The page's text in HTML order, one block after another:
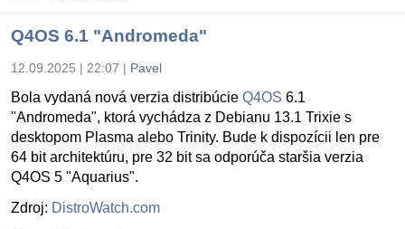
Q4OS 6.1 "Andromeda"
12.09.2025 | 22:07 | Pavel
Bola vydaná nová verzia distribúcie Q4OS 6.1
"Andromeda", ktorá vychádza z Debianu 13.1 Trixie s
desktopom Plasma alebo Trinity. Bude k dispozícii len pre
64 bit architektúru, pre 32 bit sa odporúča staršia verzia
Q4OS 5 "Aquarius".
Zdroj: DistroWatch.com